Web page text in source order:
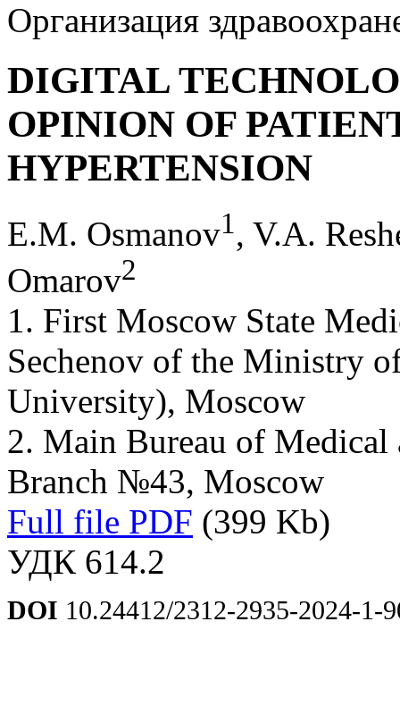
Организация
DIGITAL
OPINION OF
HYPERTENSION
E.M. Osmanov1, V.A.
Omarov2
1. First Moscow State
Sechenov of the Ministry
University), Moscow
2. Main Bureau of Medical
Branch №43, Moscow
Full file PDF (399 Kb)
УДК 614.2
DOI 10.24412/2312-2935-2024-1-